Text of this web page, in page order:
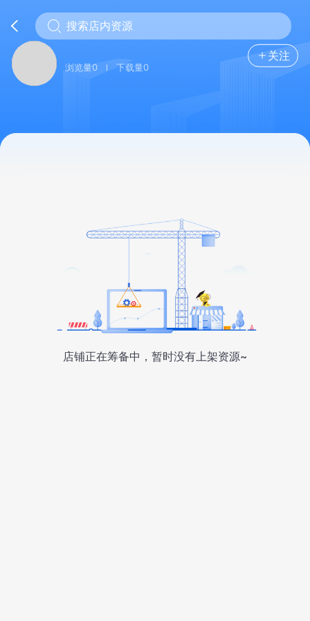
浏览量0 下载量0
关注
店铺正在筹备中，暂时没有上架资源~